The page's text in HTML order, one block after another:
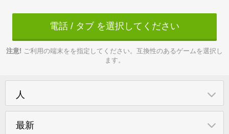
電話 / タブ を選択してください
注意! ご利用の端末をを指定してください。互換性のあるゲームを選択し
ます。
人
最新